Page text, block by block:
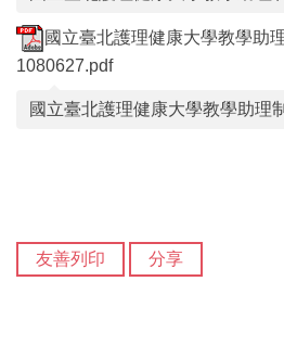
國立臺北護理健康大學教學助
1080627.pdf
國立臺北護理健康大學教學助理
友善列印 分享